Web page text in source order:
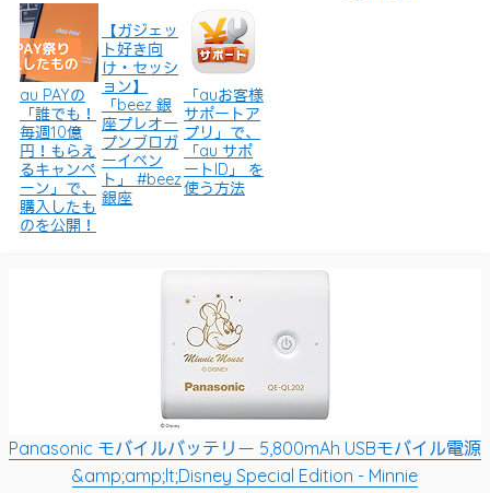
au PAYの
「誰でも！
毎週10億
円！もらえ
るキャンペ
ーン」で、
購入したも
のを公開！
【ガジェッ
ト好き向
け・セッシ
ョン】
「beez 銀
座プレオー
プンブロガ
ーイベン
ト」 #beez
銀座
「auお客様
サポートア
プリ」で、
「au サポ
ートID」 を
使う方法
Panasonic モバイルバッテリー 5,800mAh USBモバイル電源
&amp;amp;lt;Disney Special Edition - Minnie